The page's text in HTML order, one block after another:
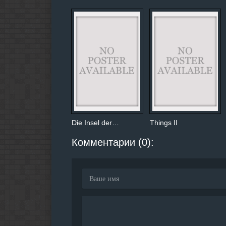
Die Insel der… Things II
Комментарии (0):